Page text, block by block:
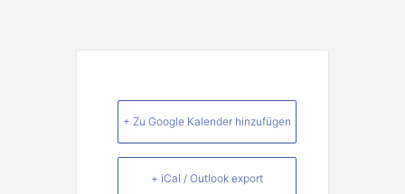
+ Zu Google Kalender hinzufügen
+ iCal / Outlook export